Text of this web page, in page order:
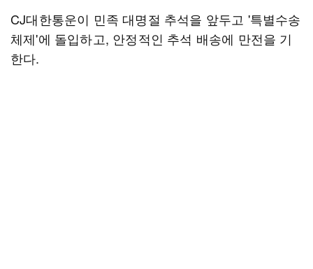
CJ대한통운이 민족 대명절 추석을 앞두고 '특별수송
체제'에 돌입하고, 안정적인 추석 배송에 만전을 기
한다.